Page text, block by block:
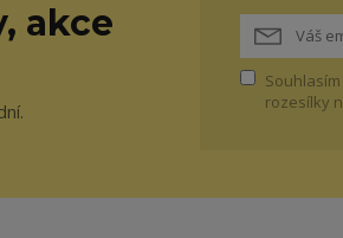
akce
rozesílky